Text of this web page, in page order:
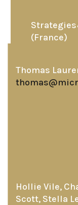
(France)
Thomas
Hollie Vile,
Scott, Stella